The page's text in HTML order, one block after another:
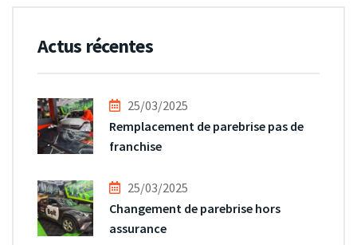
Actus récentes
25/03/2025
Remplacement de parebrise pas de
franchise
25/03/2025
Changement de parebrise hors
assurance